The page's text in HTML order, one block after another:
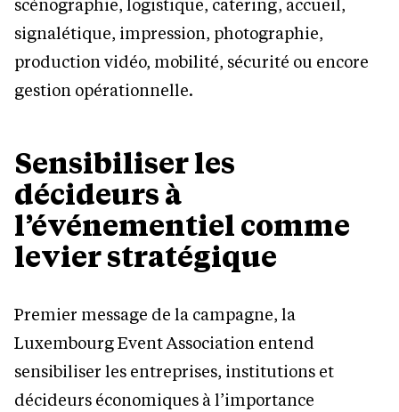
scénographie, logistique, catering, accueil,
signalétique, impression, photographie,
production vidéo, mobilité, sécurité ou encore
gestion opérationnelle.
Sensibiliser les
décideurs à
l’événementiel comme
levier stratégique
Premier message de la campagne, la
Luxembourg Event Association entend
sensibiliser les entreprises, institutions et
décideurs économiques à l’importance